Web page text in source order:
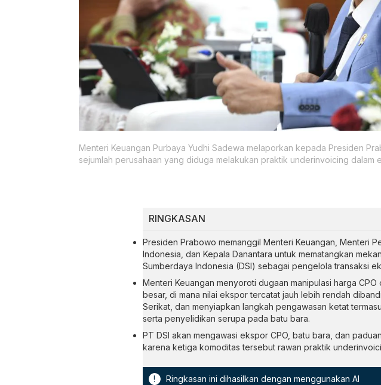
Menteri Keuangan Purbaya Yudhi Sadewa melaporkan kepada Presiden
sejumlah perusahaan yang diduga melakukan praktik underinvoicing dalam
RINGKASAN
Presiden Prabowo memanggil Menteri Keuangan, Menteri
Indonesia, dan Kepala Danantara untuk mematangkan
Sumberdaya Indonesia (DSI) sebagai pengelola transaksi
Menteri Keuangan menyoroti dugaan manipulasi harga
besar, di mana nilai ekspor tercatat jauh lebih rendah
Serikat, dan menyiapkan langkah pengawasan ketat
serta penyelidikan serupa pada batu bara.
PT DSI akan mengawasi ekspor CPO, batu bara, dan
karena ketiga komoditas tersebut rawan praktik
! Ringkasan ini dihasilkan dengan menggunakan AI